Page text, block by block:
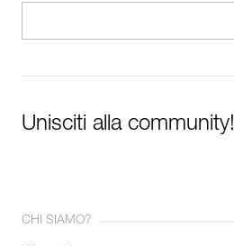
Unisciti alla community!
CHI SIAMO?